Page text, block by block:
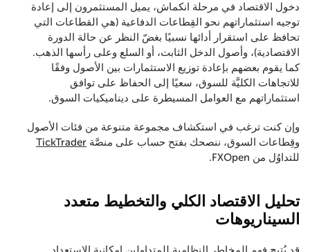
دخول الاقتصاد في مرحلة انكماش، يميل المستثمرون إلى إعادة
توجيه استثماراتهم نحو القِطاعات الدفاعية (هي القطاعات التي
تحافظ على استقرار أدائها نسبيًا بغضّ النظر عن حالة الدورة
الاقتصادية)، وأصول الدخل الثابت، أو السلع وعلى رأسها الذهب.
كما يقوم بعضهم بإعادة توزيع الاستثمارات بين الأصول وفقًا
للاتجاهات الكليَّة للسوق، سعيًا إلى الحفاظ على توافق
استثماراتهم مع العوامل المسيطرة على ديناميكيات السوق.
وإن كنت ترغب في استكشاف مجموعة متنوعة من فئات الأصول
وقِطاعات السوق، ننصحك بفتح حساب على منصَّة TickTrader
للتداوُل من FXOpen.
تحليل الاقتصاد الكلي والتخطيط متعدد
السيناريوهات